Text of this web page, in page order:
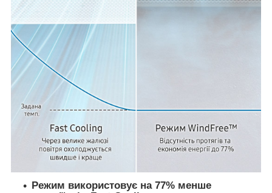
Режим використовує на 77% менше